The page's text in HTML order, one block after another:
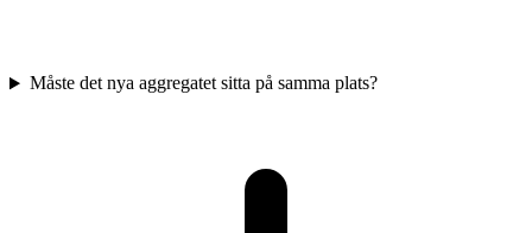
Måste det nya aggregatet sitta på samma plats?